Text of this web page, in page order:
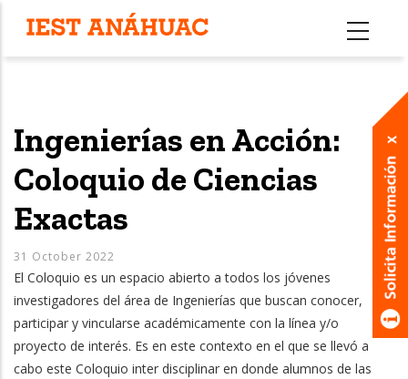
contenido
Ingenierías en Acción:
Coloquio de Ciencias
Exactas
31 October 2022
El Coloquio es un espacio abierto a todos los jóvenes
investigadores del área de Ingenierías que buscan conocer,
participar y vincularse académicamente con la línea y/o
proyecto de interés. Es en este contexto en el que se llevó a
cabo este Coloquio inter disciplinar en donde alumnos de las